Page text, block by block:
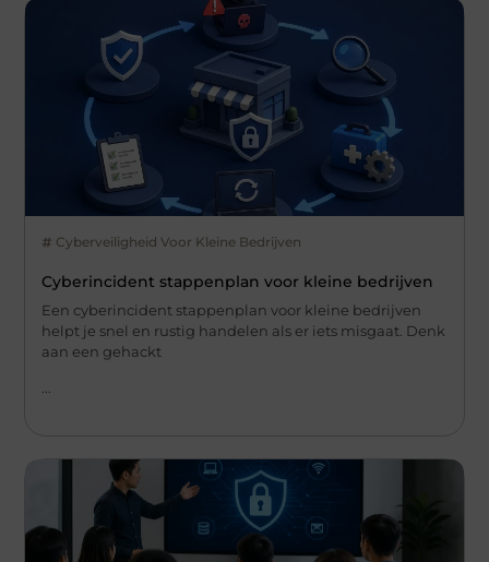
Cyberveiligheid Voor Kleine Bedrijven
Cyberincident stappenplan voor kleine bedrijven
Een cyberincident stappenplan voor kleine bedrijven
helpt je snel en rustig handelen als er iets misgaat. Denk
aan een gehackt